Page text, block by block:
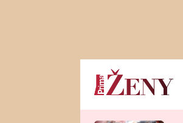
Horoskopy